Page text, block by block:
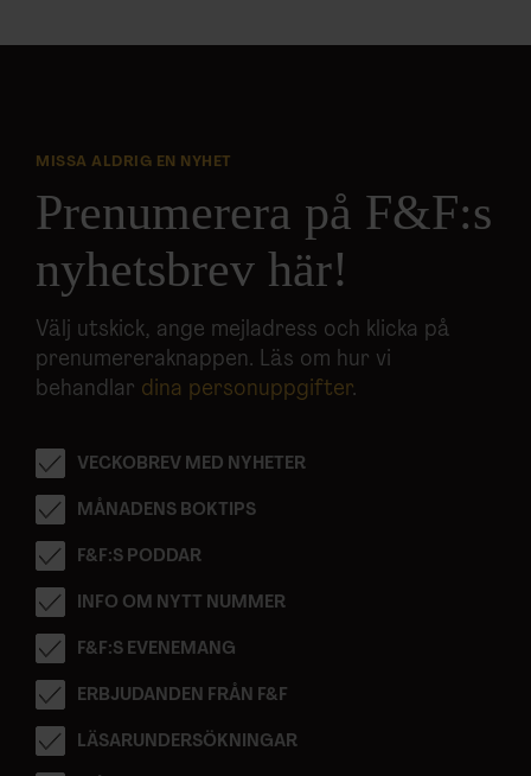
MISSA ALDRIG EN NYHET
Prenumerera på F&F:s
nyhetsbrev här!
Välj utskick, ange mejladress och klicka på
prenumereraknappen. Läs om hur vi
behandlar dina personuppgifter.
VECKOBREV MED NYHETER
MÅNADENS BOKTIPS
F&F:S PODDAR
INFO OM NYTT NUMMER
F&F:S EVENEMANG
ERBJUDANDEN FRÅN F&F
LÄSARUNDERSÖKNINGAR